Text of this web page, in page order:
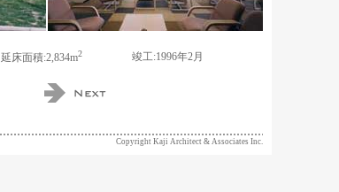
延床面積:2,834m2 竣工:1996年2月
Copyright Kaji Architect & Associates Inc.